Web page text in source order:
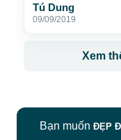
Tú Dung
09/09/2019
Xem
Bạn muốn ĐẸP